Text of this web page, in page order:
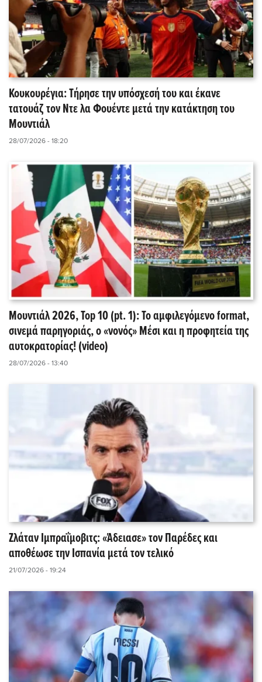
Κουκουρέγια: Τήρησε την υπόσχεσή του και έκανε
τατουάζ τον Ντε λα Φουέντε μετά την κατάκτηση του
Μουντιάλ
28/07/2026 - 18:20
Μουντιάλ 2026, Top 10 (pt. 1): Το αμφιλεγόμενο format,
σινεμά παρηγοριάς, ο «νονός» Μέσι και η προφητεία της
αυτοκρατορίας! (video)
28/07/2026 - 13:40
Ζλάταν Ιμπραΐμοβιτς: «Άδειασε» τον Παρέδες και
αποθέωσε την Ισπανία μετά τον τελικό
21/07/2026 - 19:24